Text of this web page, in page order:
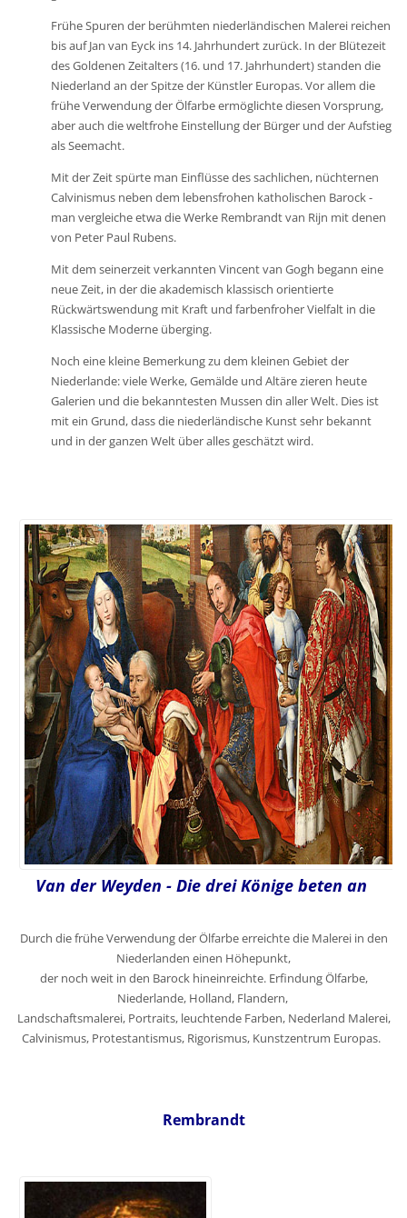
Frühe Spuren der berühmten niederländischen Malerei reichen
bis auf Jan van Eyck ins 14. Jahrhundert zurück. In der Blütezeit
des Goldenen Zeitalters (16. und 17. Jahrhundert) standen die
Niederland an der Spitze der Künstler Europas. Vor allem die
frühe Verwendung der Ölfarbe ermöglichte diesen Vorsprung,
aber auch die weltfrohe Einstellung der Bürger und der Aufstieg
als Seemacht.
Mit der Zeit spürte man Einflüsse des sachlichen, nüchternen
Calvinismus neben dem lebensfrohen katholischen Barock -
man vergleiche etwa die Werke Rembrandt van Rijn mit denen
von Peter Paul Rubens.
Mit dem seinerzeit verkannten Vincent van Gogh begann eine
neue Zeit, in der die akademisch klassisch orientierte
Rückwärtswendung mit Kraft und farbenfroher Vielfalt in die
Klassische Moderne überging.
Noch eine kleine Bemerkung zu dem kleinen Gebiet der
Niederlande: viele Werke, Gemälde und Altäre zieren heute
Galerien und die bekanntesten Mussen din aller Welt. Dies ist
mit ein Grund, dass die niederländische Kunst sehr bekannt
und in der ganzen Welt über alles geschätzt wird.
Van der Weyden - Die drei Könige beten an
Durch die frühe Verwendung der Ölfarbe erreichte die Malerei in den
Niederlanden einen Höhepunkt,
der noch weit in den Barock hineinreichte. Erfindung Ölfarbe,
Niederlande, Holland, Flandern,
Landschaftsmalerei, Portraits, leuchtende Farben, Nederland Malerei,
Calvinismus, Protestantismus, Rigorismus, Kunstzentrum Europas.
Rembrandt